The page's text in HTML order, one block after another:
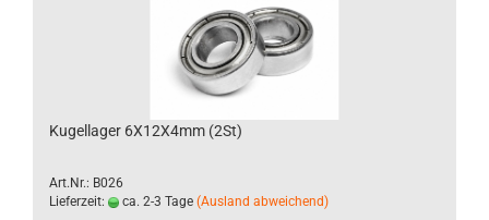
Kugellager 6X12X4mm (2St)
Art.Nr.: B026
Lieferzeit:
ca. 2-3 Tage (Ausland abweichend)